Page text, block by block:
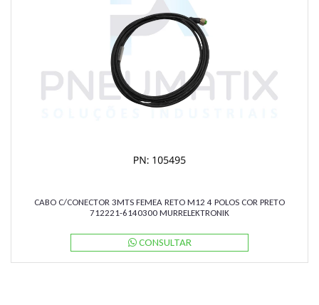
CABO C/CONECTOR 3MTS FEMEA RETO M12 4 POLOS COR PRETO
712221-6140300 MURRELEKTRONIK
CONSULTAR